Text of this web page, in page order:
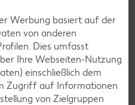
Werbung basiert auf der
von anderen
Dies umfasst
Ihre Webseiten-Nutzung
einschließlich dem
Zugriff auf Informationen
von Zielgruppen